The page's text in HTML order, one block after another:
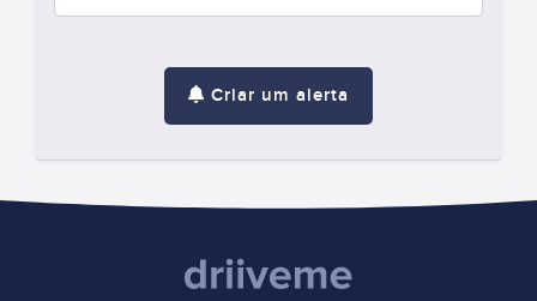
Criar um alerta